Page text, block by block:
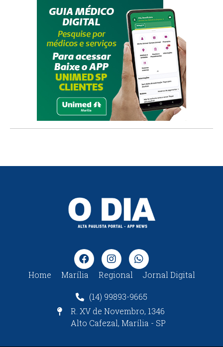
Home Marília Regional Jornal Digital
(14) 99893-9665
R. XV de Novembro, 1346
Alto Cafezal, Marília - SP